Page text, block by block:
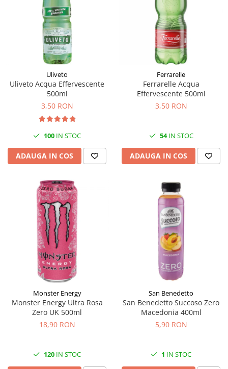
Uliveto
Uliveto Acqua Effervescente
500ml
3,50 RON
100 IN STOC
ADAUGA IN COS
Ferrarelle
Ferrarelle Acqua
Effervescente 500ml
3,50 RON
54IN STOC
ADAUGA IN COS
Monster Energy
Monster Energy Ultra Rosa
Zero UK 500ml
18,90 RON
120 IN STOC
San Benedetto
San Benedetto Succoso Zero
Macedonia 400ml
5,90 RON
1 IN STOC